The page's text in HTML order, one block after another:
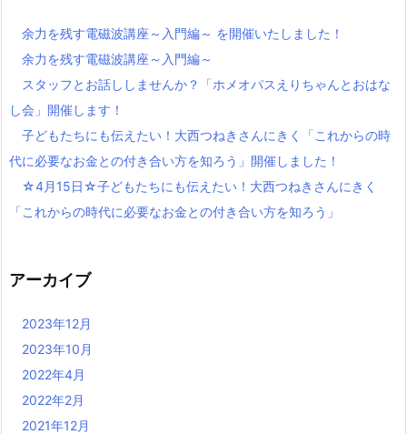
余力を残す電磁波講座～入門編～ を開催いたしました！
余力を残す電磁波講座～入門編～
スタッフとお話ししませんか？「ホメオパスえりちゃんとおはな
し会」開催します！
子どもたちにも伝えたい！大西つねきさんにきく「これからの時
代に必要なお金との付き合い方を知ろう」開催しました！
☆4月15日☆子どもたちにも伝えたい！大西つねきさんにきく
「これからの時代に必要なお金との付き合い方を知ろう」
アーカイブ
2023年12月
2023年10月
2022年4月
2022年2月
2021年12月